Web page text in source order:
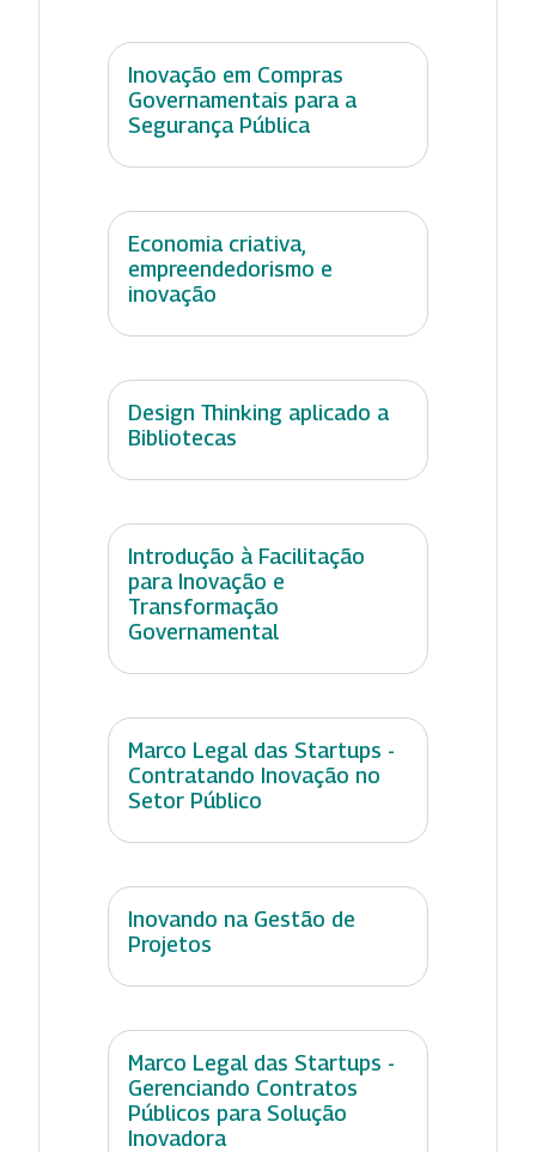
Inovação em Compras
Governamentais para a
Segurança Pública
Economia criativa,
empreendedorismo e
inovação
Design Thinking aplicado a
Bibliotecas
Introdução à Facilitação
para Inovação e
Transformação
Governamental
Marco Legal das Startups -
Contratando Inovação no
Setor Público
Inovando na Gestão de
Projetos
Marco Legal das Startups -
Gerenciando Contratos
Públicos para Solução
Inovadora